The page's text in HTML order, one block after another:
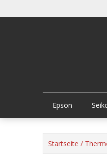
to
Epson
Startseite /